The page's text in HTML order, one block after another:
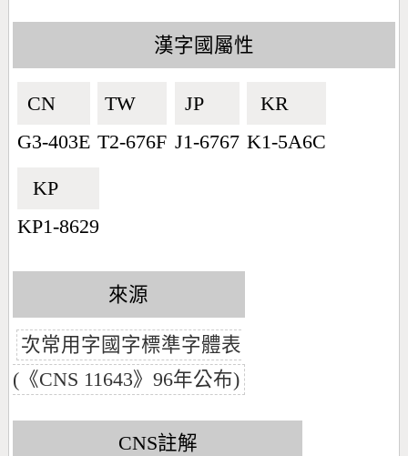
漢字國屬性
CN🇨🇳
G3-403E
TW🇹🇼
T2-676F
JP🇯🇵
J1-6767
KR🇰🇷
K1-5A6C
KP🇰🇵
KP1-8629
來源
次常用字國字標準字體表
(《CNS 11643》96年公布)
CNS註解